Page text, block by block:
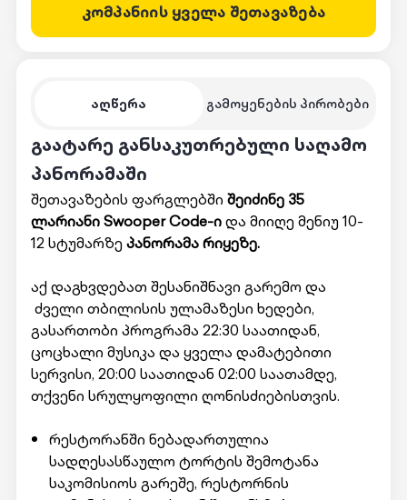
აღწერა გამოყენების პირობები
გაატარე განსაკუთრებული საღამო
პანორამაში
შეთავაზების ფარგლებში შეიძინე 35
ლარიანი Swooper Code-იდა მიიღე მენიუ 10-
12 სტუმარზეპანორამა რიყეზე.
აქ დაგხვდებათ შესანიშნავი გარემო და
ძველი თბილისის ულამაზესი ხედები,
გასართობი პროგრამა 22:30 საათიდან,
ცოცხალი მუსიკა და ყველა დამატებითი
სერვისი, 20:00 საათიდან 02:00 საათამდე,
თქვენი სრულყოფილი ღონისძიებისთვის.
რესტორანში ნებადართულია
სადღესასწაულო ტორტის შემოტანა
საკომისიოს გარეშე, რესტორნის
კომპანიის ყველა შეთავაზება